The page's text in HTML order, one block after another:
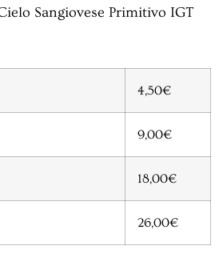
Sangiovese Primitivo IGT
4,50€
9,00€
18,00€
26,00€